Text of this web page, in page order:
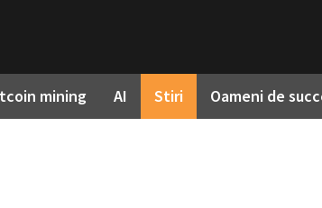
mining AI Stiri Oameni de